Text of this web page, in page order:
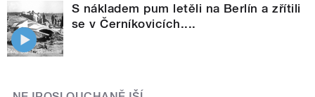
S nákladem pum letěli na Berlín a zřítili
se v Černíkovicích....